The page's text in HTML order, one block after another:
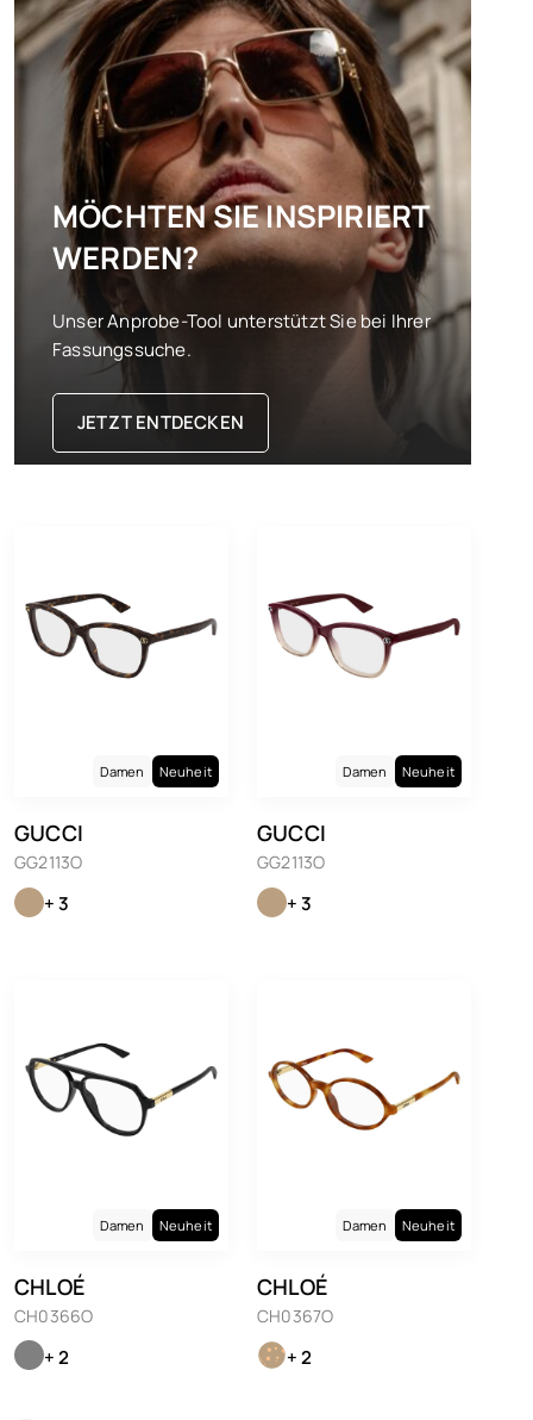
MÖCHTEN SIE INSPIRIERT
WERDEN?
Unser Anprobe-Tool unterstützt Sie bei Ihrer
Fassungssuche.
JETZT ENTDECKEN
Damen Neuheit
GUCCI
GG2113O
+ 3
Damen Neuheit
GUCCI
GG2113O
+ 3
Damen Neuheit
CHLOÉ
CH0366O
+ 2
Damen Neuheit
CHLOÉ
CH0367O
+ 2